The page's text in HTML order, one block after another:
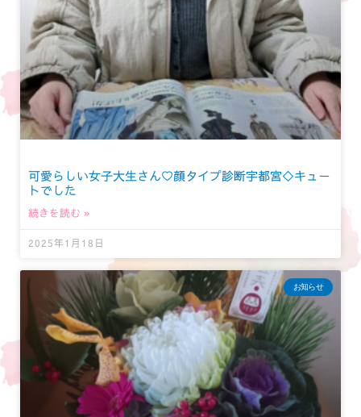
可愛らしい女子大生さん♡顔タイプ診断宇都宮◇キュー
トでした
続きを読む »
2025年1月18日
お知らせ